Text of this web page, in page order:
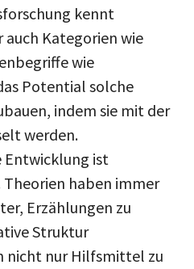
kennt
auch Kategorien wie
wie
Potential solche
indem sie mit der
werden.
Entwicklung ist
haben immer
Erzählungen zu
Struktur
nicht nur Hilfsmittel zu